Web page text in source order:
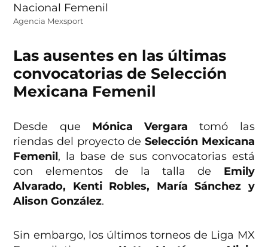
Agencia Mexsport
Las ausentes en las últimas
convocatorias de Selección
Mexicana Femenil
Desde que Mónica Vergara tomó las
riendas del proyecto de Selección Mexicana
Femenil, la base de sus convocatorias está
con elementos de la talla de Emily
Alvarado, Kenti Robles, María Sánchez y
Alison González.
Sin embargo, los últimos torneos de Liga MX